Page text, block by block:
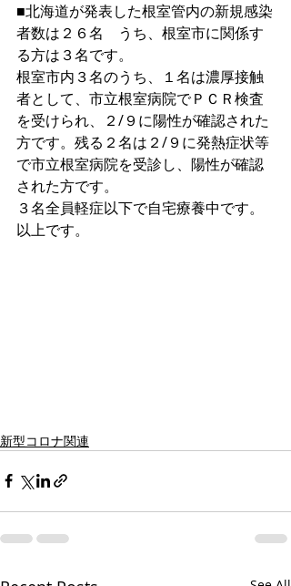
■北海道が発表した根室管内の新規感染
者数は２６名　うち、根室市に関係す
る方は３名です。
根室市内３名のうち、１名は濃厚接触
者として、市立根室病院でＰＣＲ検査
を受けられ、２/９に陽性が確認された
方です。残る２名は２/９に発熱症状等
で市立根室病院を受診し、陽性が確認
された方です。
３名全員軽症以下で自宅療養中です。
以上です。
新型コロナ関連